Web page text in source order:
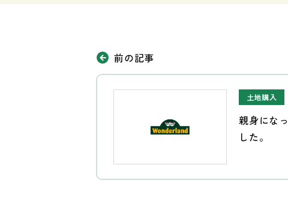
前の記事
土地購入
親身にな
した。